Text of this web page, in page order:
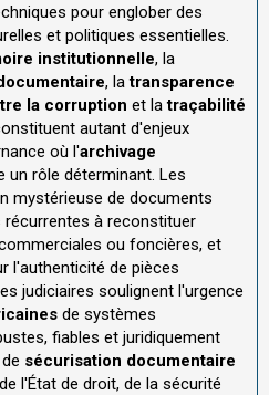
pour englober des
et politiques essentielles.
institutionnelle, la
, latransparence
la corruption et latraçabilité
autant d'enjeux
où l'archivage
un rôle déterminant. Les
mystérieuse de documents
à reconstituer
ou foncières, et
l'authenticité de pièces
judiciaires soulignent l'urgence
de systèmes
fiables et juridiquement
sécurisation documentaire
l'État de droit, de la sécurité